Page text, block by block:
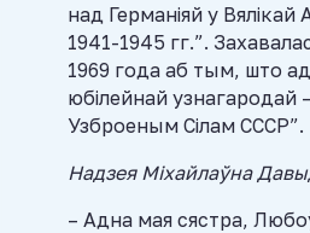
над Германіяй у
1941-1945 гг.”.
1969 года аб тым, што
юбілейнай узнагародай
Узброеным Сілам СССР”.
Надзея Міхайлаўна
– Адна мая сястра,